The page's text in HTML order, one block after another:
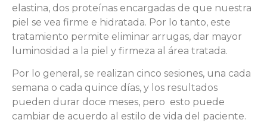
elastina, dos proteínas encargadas de que nuestra
piel se vea firme e hidratada. Por lo tanto, este
tratamiento permite eliminar arrugas, dar mayor
luminosidad a la piel y firmeza al área tratada.
Por lo general, se realizan cinco sesiones, una cada
semana o cada quince días, y los resultados
pueden durar doce meses, pero esto puede
cambiar de acuerdo al estilo de vida del paciente.